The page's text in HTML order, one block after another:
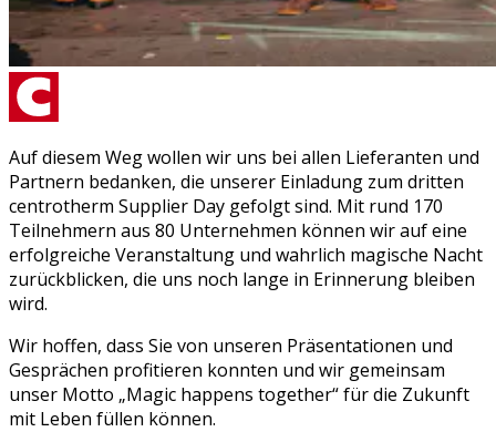
Auf diesem Weg wollen wir uns bei allen Lieferanten und
Partnern bedanken, die unserer Einladung zum dritten
centrotherm Supplier Day gefolgt sind. Mit rund 170
Teilnehmern aus 80 Unternehmen können wir auf eine
erfolgreiche Veranstaltung und wahrlich magische Nacht
zurückblicken, die uns noch lange in Erinnerung bleiben
wird.
Wir hoffen, dass Sie von unseren Präsentationen und
Gesprächen profitieren konnten und wir gemeinsam
unser Motto „Magic happens together“ für die Zukunft
mit Leben füllen können.